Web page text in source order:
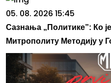
05. 08. 2026 15:45
Сазнања „Политике”: Ко
Митрополиту Методију у